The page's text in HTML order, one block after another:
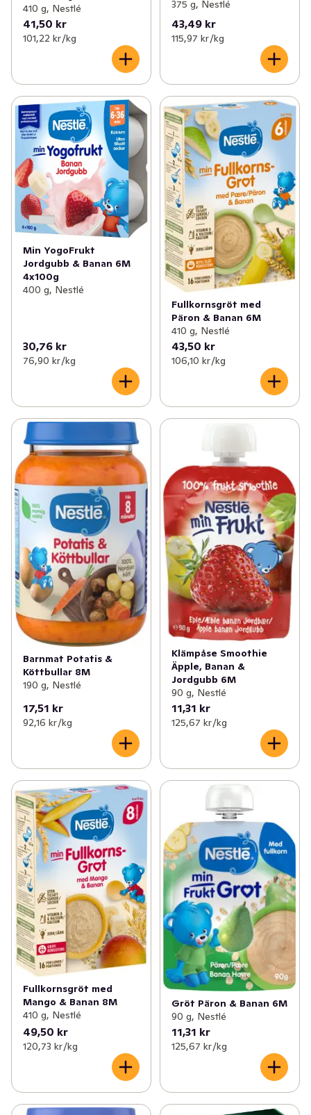
410 g, Nestlé
41,50 kr
101,22 kr /kg
375 g, Nestlé
43,49 kr
115,97 kr /kg
Min YogoFrukt
Jordgubb & Banan 6M
4x100g
400 g, Nestlé
30,76 kr
76,90 kr /kg
Fullkornsgröt med
Päron & Banan 6M
410 g, Nestlé
43,50 kr
106,10 kr /kg
Barnmat Potatis &
Köttbullar 8M
190 g, Nestlé
17,51 kr
92,16 kr /kg
Klämpåse Smoothie
Äpple, Banan &
Jordgubb 6M
90 g, Nestlé
11,31 kr
125,67 kr /kg
Fullkornsgröt med
Mango & Banan 8M
410 g, Nestlé
49,50 kr
120,73 kr /kg
Gröt Päron & Banan 6M
90 g, Nestlé
11,31 kr
125,67 kr /kg